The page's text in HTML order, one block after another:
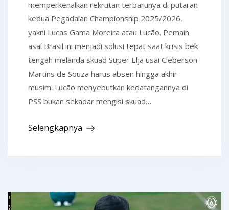
memperkenalkan rekrutan terbarunya di putaran
kedua Pegadaian Championship 2025/2026,
yakni Lucas Gama Moreira atau Lucão. Pemain
asal Brasil ini menjadi solusi tepat saat krisis bek
tengah melanda skuad Super Elja usai Cleberson
Martins de Souza harus absen hingga akhir
musim. Lucão menyebutkan kedatangannya di
PSS bukan sekadar mengisi skuad…
Selengkapnya